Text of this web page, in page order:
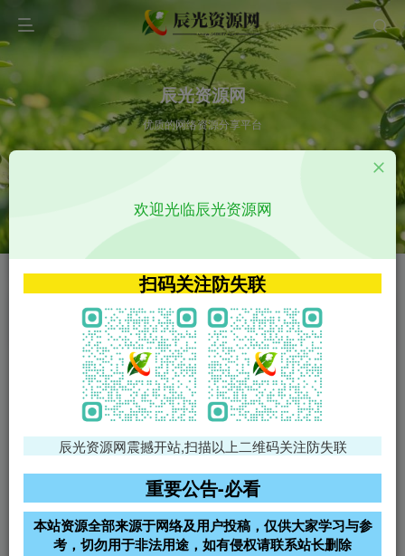
辰光资源网
优质的网络资源分享平台
VIP特权介绍 APP源码
VIP特权介绍
火
VIP特权介绍
影视源码
影视源码
免费领支付宝红包
腾讯轻量4核4G3M服务器38元/
阿里云2核2G200M服务器68元/
年
雨云高防免备案服务器
欢迎光临辰光资源网
扫码关注防失联
辰光资源网震撼开站,扫描以上二维码关注防失联
重要公告-必看
本站资源全部来源于网络及用户投稿，仅供大家学习与参
考，切勿用于非法用途，如有侵权请联系站长删除